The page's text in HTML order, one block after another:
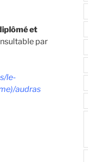
et
par
le-
audras